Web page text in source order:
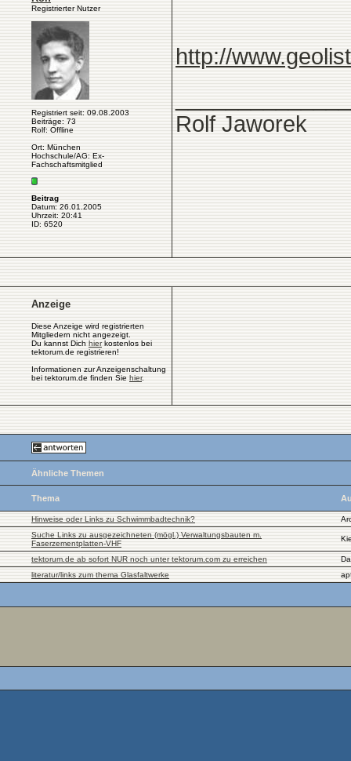
Registrierter Nutzer
Registriert seit: 09.08.2003
Beiträge: 73
Rolf: Offline
Ort: München
Hochschule/AG: Ex-
Fachschaftsmitglied
Beitrag
Datum: 26.01.2005
Uhrzeit: 20:41
ID: 6520
http://
Rolf Jaworek
Anzeige
Diese Anzeige wird registrierten
Mitgliedern nicht angezeigt.
Du kannst Dich hierkostenlos bei
tektorum.de registrieren!
Informationen zur Anzeigenschaltung
bei tektorum.de finden Sie hier.
Ähnliche Themen
Thema
Hinweise oder Links zu Schwimmbadtechnik?
Suche Links zu ausgezeichneten (mögl.) Verwaltungsbauten m.
Faserzementplatten-VHF
tektorum.de ab sofort NUR noch unter tektorum.com zu erreichen
literatur/links zum thema Glasfaltwerke